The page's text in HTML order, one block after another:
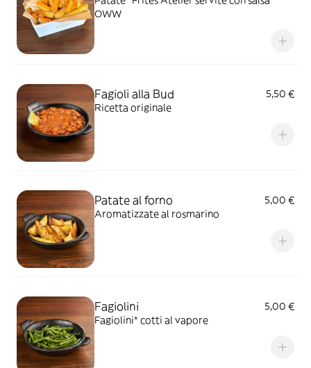
OWW
Fagioli alla Bud
5,50 €
Ricetta originale
Patate al forno
5,00 €
Aromatizzate al rosmarino
Fagiolini
5,00 €
Fagiolini* cotti al vapore